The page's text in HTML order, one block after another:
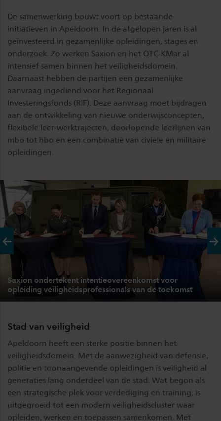
De samenwerking bouwt voort op bestaande
initiatieven in Apeldoorn. In de afgelopen jaren is al
geïnvesteerd in gezamenlijke opleidingen, stages en
onderzoek. Zo werken Saxion en het OTC-KMar al
intensief samen binnen het veiligheidsdomein.
Daarnaast hebben de partijen een gezamenlijke
aanvraag ingediend voor het Regionaal
Investeringsfonds (RIF). Deze aanvraag moet bijdragen
aan de ontwikkeling van nieuwe onderwijsconcepten,
flexibele leer-werktrajecten, doorlopende leerlijnen van
mbo tot hbo en een combinatie van civiele en militaire
opleidingen.
Vorige
Saxion ondertekent intentieovereenkomst voor
opleiding veiligheidsprofessionals van de toekomst
Stad van veiligheid
Apeldoorn heeft een sterke positie binnen het
veiligheidsdomein. Met de aanwezigheid van defensie,
politie en toonaangevende opleidingen is veiligheid al
generaties lang onderdeel van de stad. Wat begon als
een strategische plek voor verdediging en training, is
uitgegroeid tot een modern veiligheidscluster waar
opleiden, werken en toepassen samenkomen. Met